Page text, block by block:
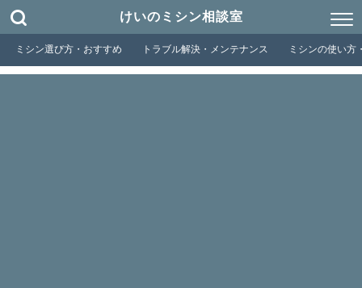
けいのミシン相談室
ミシン選び方・おすすめ トラブル解決・メンテナンス ミシンの使い方